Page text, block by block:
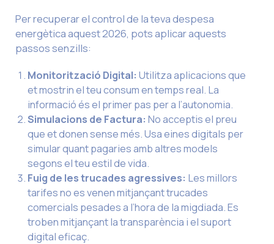
Per recuperar el control de la teva despesa
energètica aquest 2026, pots aplicar aquests
passos senzills:
Monitorització Digital: Utilitza aplicacions que
et mostrin el teu consum en temps real. La
informació és el primer pas per a l’autonomia.
Simulacions de Factura: No acceptis el preu
que et donen sense més. Usa eines digitals per
simular quant pagaries amb altres models
segons el teu estil de vida.
Fuig de les trucades agressives: Les millors
tarifes no es venen mitjançant trucades
comercials pesades a l’hora de la migdiada. Es
troben mitjançant la transparència i el suport
digital eficaç.